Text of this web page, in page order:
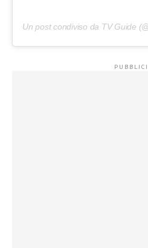
Un post condiviso da TV Guide